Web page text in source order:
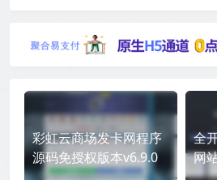
彩虹云商场发卡网程序
源码免授权版本v6.9.0
全
网